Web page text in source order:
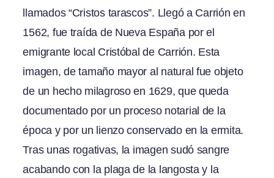
llamados “Cristos tarascos”. Llegó a Carrión en
1562, fue traída de Nueva España por el
emigrante local Cristóbal de Carrión. Esta
imagen, de tamaño mayor al natural fue objeto
de un hecho milagroso en 1629, que queda
documentado por un proceso notarial de la
época y por un lienzo conservado en la ermita.
Tras unas rogativas, la imagen sudó sangre
acabando con la plaga de la langosta y la